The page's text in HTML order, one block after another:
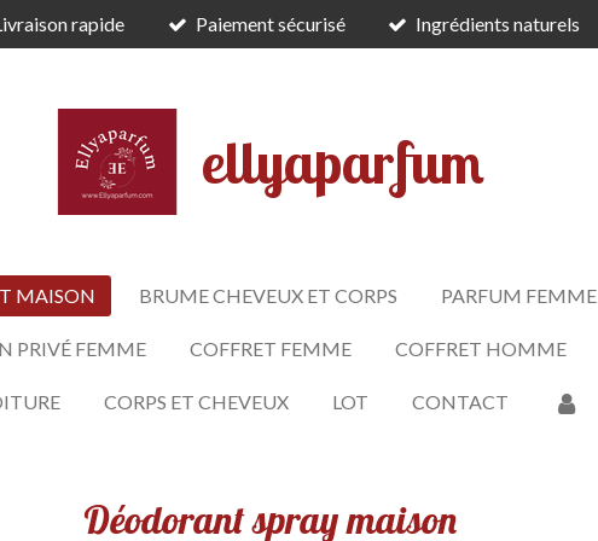
rapide Paiement sécurisé Ingrédients naturels
ellyaparfum
MAISON BRUME CHEVEUX ET CORPS PARFUM FEMME
PRIVÉ FEMME COFFRET FEMME COFFRET HOMME
CORPS ET CHEVEUX LOT CONTACT
Déodorant spray maison